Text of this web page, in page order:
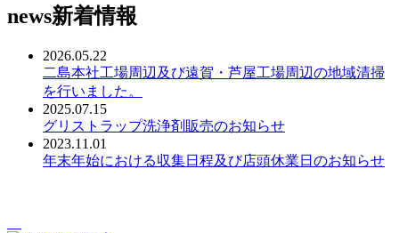
news新着情報
2026.05.22
二島本社工場周辺及び遠賀・芦屋工場周辺の地域清掃
を行いました。
2025.07.15
グリストラップ洗浄剤販売のお知らせ
2023.11.01
年末年始における収集日程及び店頭休業日のお知らせ